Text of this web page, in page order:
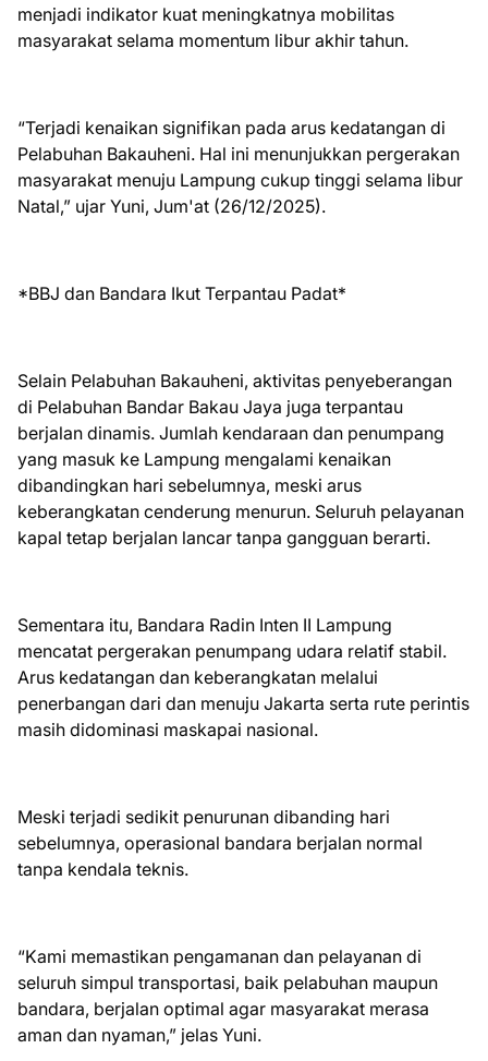
menjadi indikator kuat meningkatnya mobilitas
masyarakat selama momentum libur akhir tahun.
“Terjadi kenaikan signifikan pada arus kedatangan di
Pelabuhan Bakauheni. Hal ini menunjukkan pergerakan
masyarakat menuju Lampung cukup tinggi selama libur
Natal,” ujar Yuni, Jum'at (26/12/2025).
*BBJ dan Bandara Ikut Terpantau Padat*
Selain Pelabuhan Bakauheni, aktivitas penyeberangan
di Pelabuhan Bandar Bakau Jaya juga terpantau
berjalan dinamis. Jumlah kendaraan dan penumpang
yang masuk ke Lampung mengalami kenaikan
dibandingkan hari sebelumnya, meski arus
keberangkatan cenderung menurun. Seluruh pelayanan
kapal tetap berjalan lancar tanpa gangguan berarti.
Sementara itu, Bandara Radin Inten II Lampung
mencatat pergerakan penumpang udara relatif stabil.
Arus kedatangan dan keberangkatan melalui
penerbangan dari dan menuju Jakarta serta rute perintis
masih didominasi maskapai nasional.
Meski terjadi sedikit penurunan dibanding hari
sebelumnya, operasional bandara berjalan normal
tanpa kendala teknis.
“Kami memastikan pengamanan dan pelayanan di
seluruh simpul transportasi, baik pelabuhan maupun
bandara, berjalan optimal agar masyarakat merasa
aman dan nyaman,” jelas Yuni.